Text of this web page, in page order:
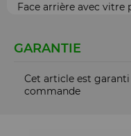
Face arrière avec vitre
GARANTIE
Cet article est
commande